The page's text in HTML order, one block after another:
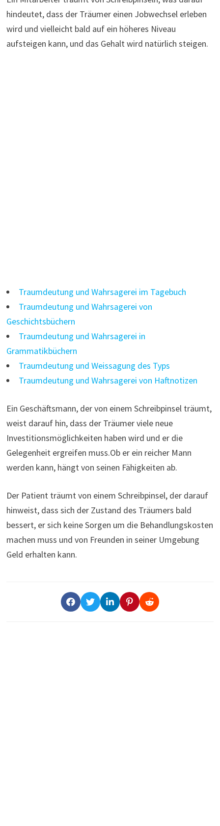
hindeutet, dass der Träumer einen Jobwechsel erleben
wird und vielleicht bald auf ein höheres Niveau
aufsteigen kann, und das Gehalt wird natürlich steigen.
Traumdeutung und Wahrsagerei im Tagebuch
Traumdeutung und Wahrsagerei von
Geschichtsbüchern
Traumdeutung und Wahrsagerei in
Grammatikbüchern
Traumdeutung und Weissagung des Typs
Traumdeutung und Wahrsagerei von Haftnotizen
Ein Geschäftsmann, der von einem Schreibpinsel träumt,
weist darauf hin, dass der Träumer viele neue
Investitionsmöglichkeiten haben wird und er die
Gelegenheit ergreifen muss.Ob er ein reicher Mann
werden kann, hängt von seinen Fähigkeiten ab.
Der Patient träumt von einem Schreibpinsel, der darauf
hinweist, dass sich der Zustand des Träumers bald
bessert, er sich keine Sorgen um die Behandlungskosten
machen muss und von Freunden in seiner Umgebung
Geld erhalten kann.